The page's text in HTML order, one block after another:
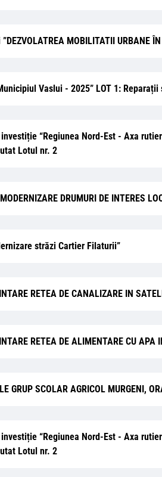
MOBILITATII URBANE ÎN
Vaslui - 2025” LOT 1:
“Regiunea Nord-Est - Axa
Lotul nr. 2
DRUMURI DE INTERES
străzi Cartier Filaturii”
RETEA DE CANALIZARE IN
RETEA DE ALIMENTARE CU APA
GRUP SCOLAR AGRICOL MURGENI,
“Regiunea Nord-Est - Axa
Lotul nr. 2